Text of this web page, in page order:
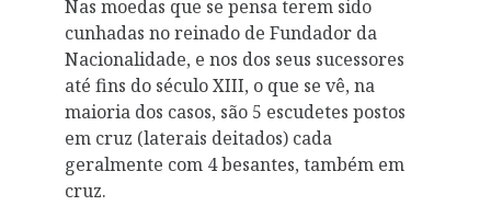
Nas moedas que se pensa terem sido
cunhadas no reinado de Fundador da
Nacionalidade, e nos dos seus sucessores
até fins do século XIII, o que se vê, na
maioria dos casos, são 5 escudetes postos
em cruz (laterais deitados) cada
geralmente com 4 besantes, também em
cruz.